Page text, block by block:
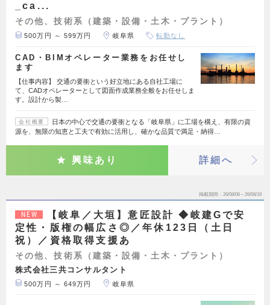
_ca...
その他、技術系（建築・設備・土木・プラント）
500万円 ～ 599万円 岐阜県 転勤なし
CAD・BIMオペレーター業務をお任せし
ます
【仕事内容】 交通の要衝という好立地にある自社工場に
て、CADオペレーターとして図面作成業務全般をお任せしま
す。設計から製…
会社概要
日本の中心で交通の要衝となる「岐阜県」に工場を構え、有限の資
源を、無限の知恵と工夫で有効に活用し、確かな品質で満足・納得…
興味あり 詳細へ
掲載期間 26/08/06～26/08/19
NEW
【岐阜／大垣】意匠設計 ◆岐建Gで安
定性・版権の幅広さ◎／年休123日（土日
祝）／資格取得支援あ
その他、技術系（建築・設備・土木・プラント）
株式会社三共コンサルタント
500万円 ～ 649万円 岐阜県